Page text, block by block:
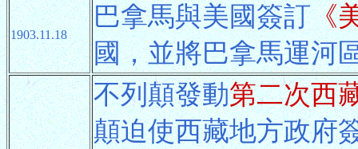
1903.11.18
巴拿馬與美國簽訂《
國，並將巴拿馬運河
不列顛發動第二次西
顛迫使西藏地方政府